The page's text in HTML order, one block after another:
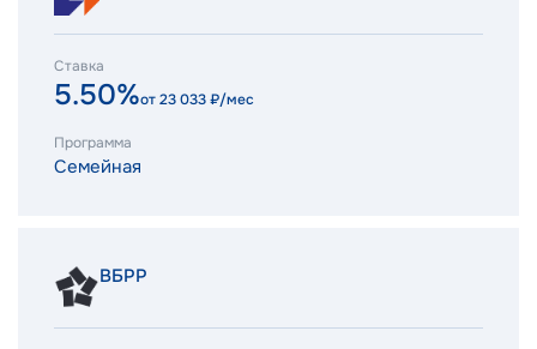
Ставка
5.50%от23 033₽/мес
Программа
Семейная
ВБРР